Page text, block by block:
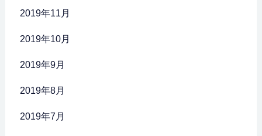
2019年11月
2019年10月
2019年9月
2019年8月
2019年7月